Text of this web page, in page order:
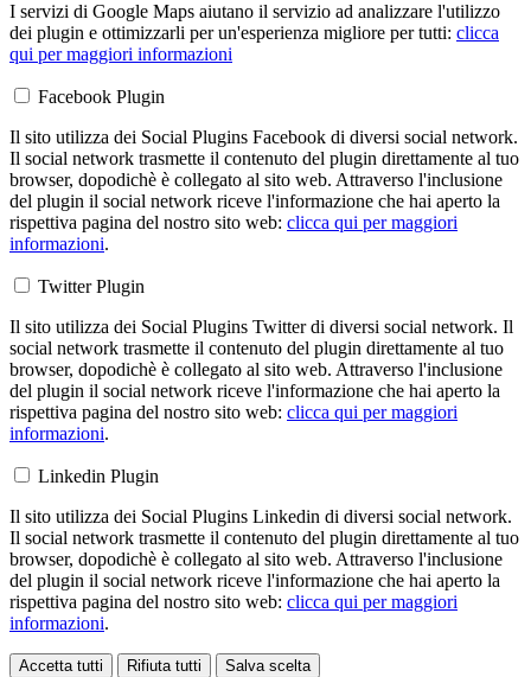
I servizi di Google Maps aiutano il servizio ad analizzare l'utilizzo
dei plugin e ottimizzarli per un'esperienza migliore per tutti: clicca
qui per maggiori informazioni
Facebook Plugin
Il sito utilizza dei Social Plugins Facebook di diversi social network.
Il social network trasmette il contenuto del plugin direttamente al tuo
browser, dopodichè è collegato al sito web. Attraverso l'inclusione
del plugin il social network riceve l'informazione che hai aperto la
rispettiva pagina del nostro sito web: clicca qui per maggiori
informazioni.
Twitter Plugin
Il sito utilizza dei Social Plugins Twitter di diversi social network. Il
social network trasmette il contenuto del plugin direttamente al tuo
browser, dopodichè è collegato al sito web. Attraverso l'inclusione
del plugin il social network riceve l'informazione che hai aperto la
rispettiva pagina del nostro sito web: clicca qui per maggiori
informazioni.
Linkedin Plugin
Il sito utilizza dei Social Plugins Linkedin di diversi social network.
Il social network trasmette il contenuto del plugin direttamente al tuo
browser, dopodichè è collegato al sito web. Attraverso l'inclusione
del plugin il social network riceve l'informazione che hai aperto la
rispettiva pagina del nostro sito web: clicca qui per maggiori
informazioni.
Accetta tutti Rifiuta tutti Salva scelta